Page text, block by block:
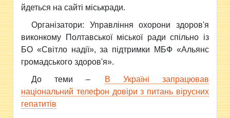
йдеться на сайті міськради.
Організатори: Управління охорони здоров'я
виконкому Полтавської міської ради спільно із
БО «Світло надії», за підтримки МБФ «Альянс
громадського здоров'я».
До теми –
В Україні запрацював
національний телефон довіри з питань вірусних
гепатитів